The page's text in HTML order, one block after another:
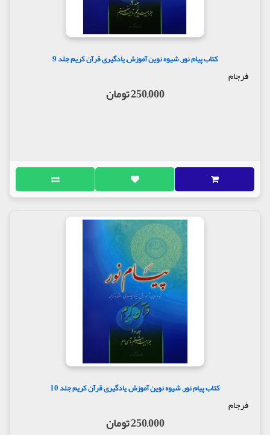
کتاب پیام نور, شیوه نوین آموزش, یادگیری قرآن کریم جلد 9
فرجام
250,000 تومان
کتاب پیام نور, شیوه نوین آموزش, یادگیری قرآن کریم جلد 10
فرجام
250,000 تومان